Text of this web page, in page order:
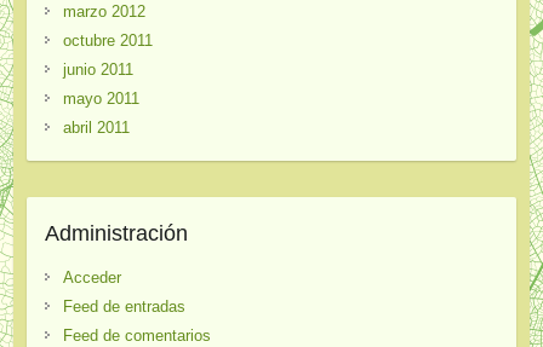
marzo 2012
octubre 2011
junio 2011
mayo 2011
abril 2011
Administración
Acceder
Feed de entradas
Feed de comentarios